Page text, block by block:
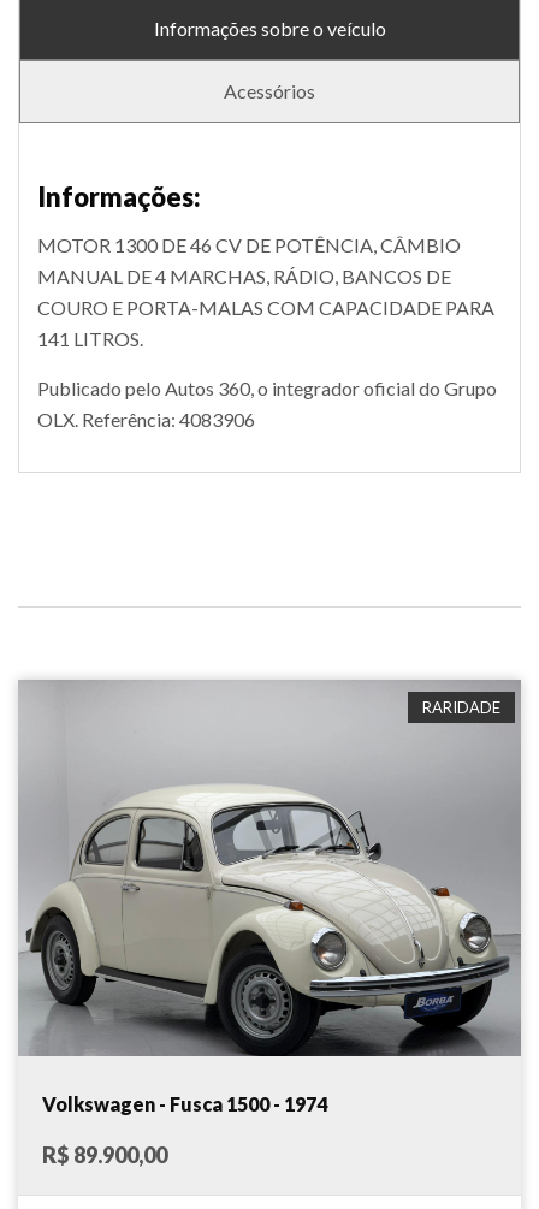
Informações sobre o veículo
Acessórios
Informações:
MOTOR 1300 DE 46 CV DE POTÊNCIA, CÂMBIO
MANUAL DE 4 MARCHAS, RÁDIO, BANCOS DE
COURO E PORTA-MALAS COM CAPACIDADE PARA
141 LITROS.
Publicado pelo Autos 360, o integrador oficial do Grupo
OLX. Referência: 4083906
RARIDADE
Volkswagen - Fusca 1500 - 1974
R$ 89.900,00